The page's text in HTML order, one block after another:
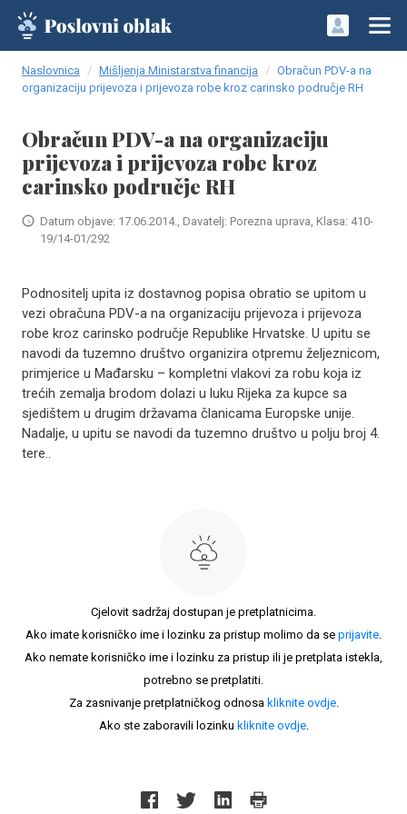
Naslovnica Mišljenja Ministarstva financija
Obračun PDV-a na
organizaciju prijevoza i prijevoza robe kroz carinsko područje RH
Obračun PDV-a na organizaciju
prijevoza i prijevoza robe kroz
carinsko područje RH
Datum objave: 17.06.2014., Davatelj: Porezna uprava, Klasa: 410-
19/14-01/292
Podnositelj upita iz dostavnog popisa obratio se upitom u
vezi obračuna PDV-a na organizaciju prijevoza i prijevoza
robe kroz carinsko područje Republike Hrvatske. U upitu se
navodi da tuzemno društvo organizira otpremu željeznicom,
primjerice u Mađarsku – kompletni vlakovi za robu koja iz
trećih zemalja brodom dolazi u luku Rijeka za kupce sa
sjedištem u drugim državama članicama Europske unije.
Nadalje, u upitu se navodi da tuzemno društvo u polju broj 4.
tere..
Cjelovit sadržaj dostupan je pretplatnicima.
Ako imate korisničko ime i lozinku za pristup molimo da se prijavite.
Ako nemate korisničko ime i lozinku za pristup ili je pretplata istekla,
potrebno se pretplatiti.
Za zasnivanje pretplatničkog odnosa kliknite ovdje.
Ako ste zaboravili lozinku kliknite ovdje.